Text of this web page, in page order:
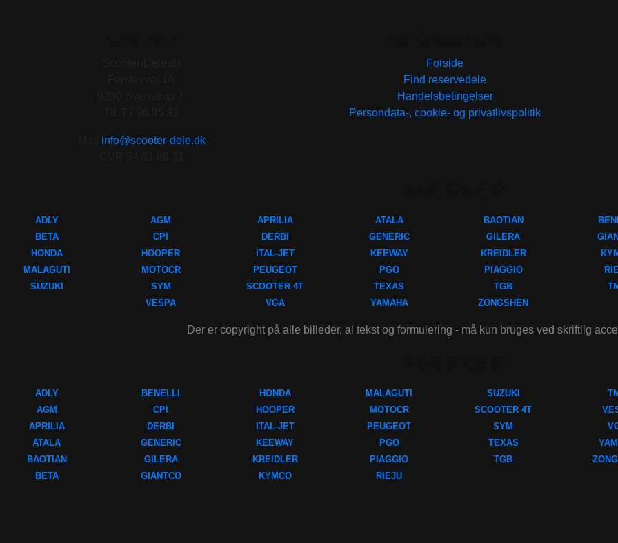
info@scooter-dele.dk
Forside
Find reservedele
Handelsbetingelser
Persondata-, cookie- og privatlivspolitik
ADLY
BETA
HONDA
MALAGUTI
SUZUKI
AGM
CPI
HOOPER
MOTOCR
SYM
VESPA
APRILIA
DERBI
ITAL-JET
PEUGEOT
SCOOTER 4T
VGA
ATALA
GENERIC
KEEWAY
PGO
TEXAS
YAMAHA
BAOTIAN
GILERA
KREIDLER
PIAGGIO
TGB
ZONGSHEN
Der er copyright på alle billeder, al tekst og formulering - må kun bruges ved skriftlig
ADLY
AGM
APRILIA
ATALA
BAOTIAN
BETA
BENELLI
CPI
DERBI
GENERIC
GILERA
GIANTCO
HONDA
HOOPER
ITAL-JET
KEEWAY
KREIDLER
KYMCO
MALAGUTI
MOTOCR
PEUGEOT
PGO
PIAGGIO
RIEJU
SUZUKI
SCOOTER 4T
SYM
TEXAS
TGB